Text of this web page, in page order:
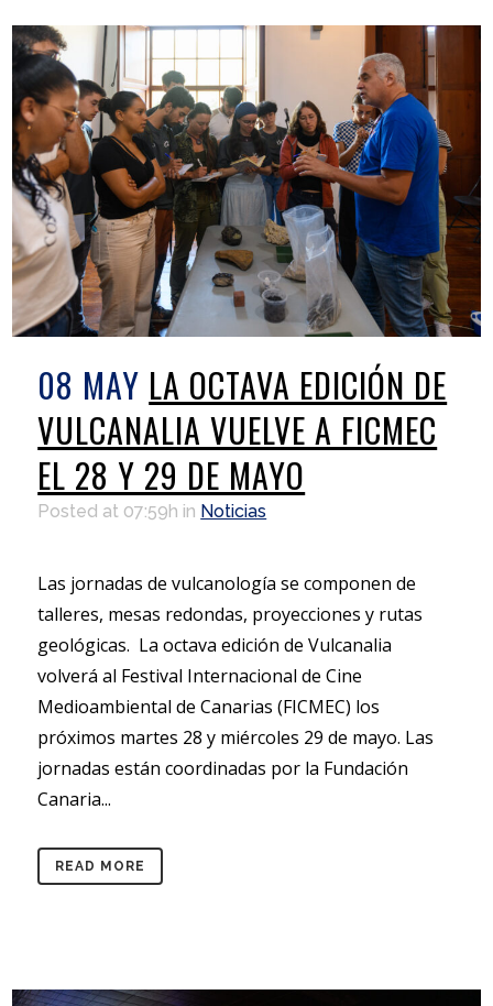
08 MAY LA OCTAVA EDICIÓN DE
VULCANALIA VUELVE A FICMEC
EL 28 Y 29 DE MAYO
Posted at 07:59h in Noticias
Las jornadas de vulcanología se componen de
talleres, mesas redondas, proyecciones y rutas
geológicas. La octava edición de Vulcanalia
volverá al Festival Internacional de Cine
Medioambiental de Canarias (FICMEC) los
próximos martes 28 y miércoles 29 de mayo. Las
jornadas están coordinadas por la Fundación
Canaria...
READ MORE